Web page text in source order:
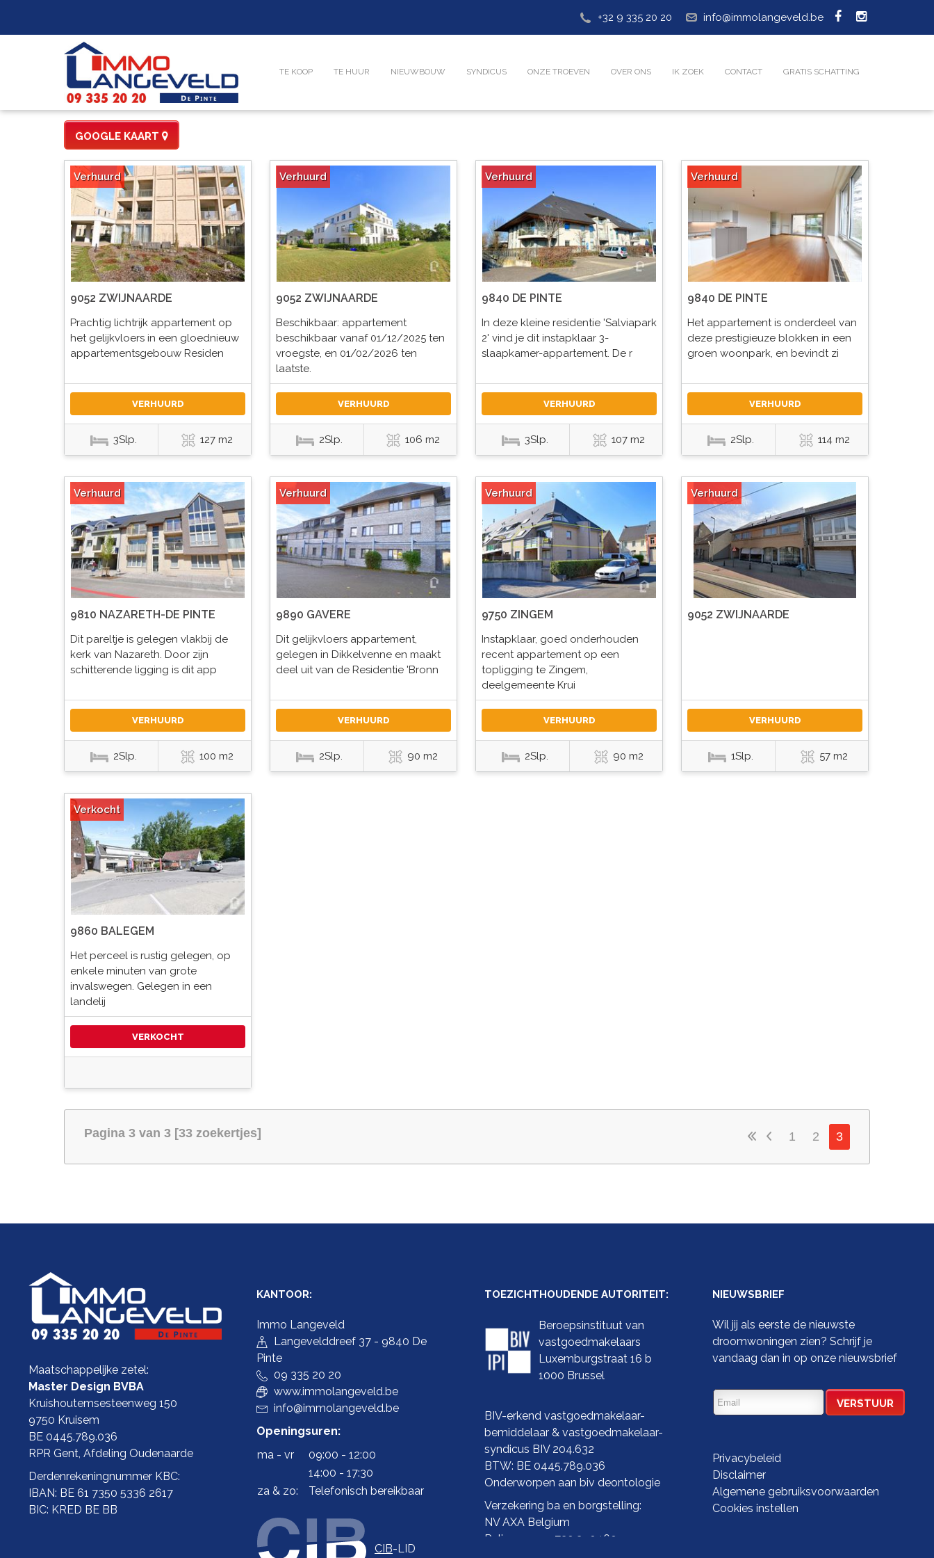
info@immolangeveld.be
+32 9 335 20 20
TE KOOP TE HUUR NIEUWBOUW SYNDICUS ONZE TROEVEN OVER ONS IK ZOEK CONTACT GRATIS SCHATTING
GOOGLE KAART
Verhuurd
9052 ZWIJNAARDE
Prachtig lichtrijk appartement op
het gelijkvloers in een gloednieuw
appartementsgebouw Residen
VERHUURD
3Slp. 127 m2
Verhuurd
9052 ZWIJNAARDE
Beschikbaar: appartement
beschikbaar vanaf 01/12/2025 ten
vroegste, en 01/02/2026 ten
laatste.
VERHUURD
2Slp. 106 m2
Verhuurd
9840 DE PINTE
In deze kleine residentie 'Salviapark
2' vind je dit instapklaar 3-
slaapkamer-appartement. De r
VERHUURD
3Slp. 107 m2
Verhuurd
9840 DE PINTE
Het appartement is onderdeel van
deze prestigieuze blokken in een
groen woonpark, en bevindt zi
VERHUURD
2Slp. 114 m2
Verhuurd
9810 NAZARETH-DE PINTE
Dit pareltje is gelegen vlakbij de
kerk van Nazareth. Door zijn
schitterende ligging is dit app
VERHUURD
2Slp. 100 m2
Verhuurd
9890 GAVERE
Dit gelijkvloers appartement,
gelegen in Dikkelvenne en maakt
deel uit van de Residentie 'Bronn
VERHUURD
2Slp. 90 m2
Verhuurd
9750 ZINGEM
Instapklaar, goed onderhouden
recent appartement op een
topligging te Zingem,
deelgemeente Krui
VERHUURD
2Slp. 90 m2
Verhuurd
9052 ZWIJNAARDE
VERHUURD
1Slp. 57 m2
Verkocht
9860 BALEGEM
Het perceel is rustig gelegen, op
enkele minuten van grote
invalswegen. Gelegen in een
landelij
VERKOCHT
Pagina 3 van 3 [33 zoekertjes] 1 2 3
Maatschappelijke zetel:
Master Design BVBA
Kruishoutemsesteenweg 150
9750 Kruisem
BE 0445.789.036
RPR Gent, Afdeling Oudenaarde
Derdenrekeningnummer KBC:
IBAN: BE 61 7350 5336 2617
BIC: KRED BE BB
KANTOOR:
Immo Langeveld
Langevelddreef 37 - 9840 De
Pinte
09 335 20 20
www.immolangeveld.be
info@immolangeveld.be
Openingsuren:
ma - vr
09:00 - 12:00
14:00 - 17:30
za & zo:
Telefonisch bereikbaar
CIB-LID
TOEZICHTHOUDENDE AUTORITEIT:
Beroepsinstituut van
vastgoedmakelaars
Luxemburgstraat 16 b
1000 Brussel
BIV-erkend vastgoedmakelaar-
bemiddelaar & vastgoedmakelaar-
syndicus BIV 204.632
BTW: BE 0445.789.036
Onderworpen aan biv deontologie
Verzekering ba en borgstelling:
NV AXA Belgium
Polisnummer 730.390.160
NIEUWSBRIEF
Wil jij als eerste de nieuwste
droomwoningen zien? Schrijf je
vandaag dan in op onze nieuwsbrief
Privacybeleid
Disclaimer
Algemene gebruiksvoorwaarden
Cookies instellen